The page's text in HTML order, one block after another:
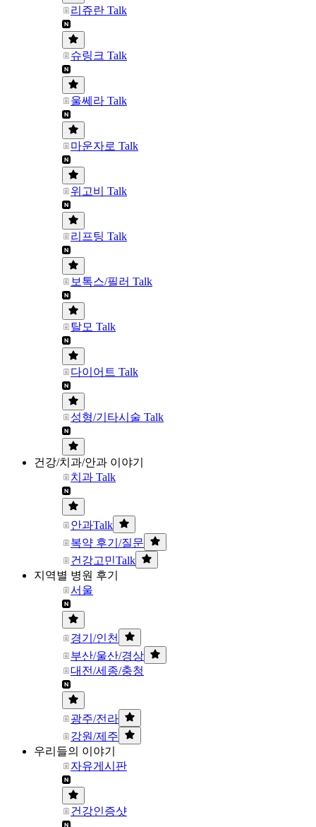
리쥬란 Talk
슈링크 Talk
울쎄라 Talk
마운자로 Talk
위고비 Talk
리프팅 Talk
보톡스/필러 Talk
탈모 Talk
다이어트 Talk
성형/기타시술 Talk
건강/치과/안과 이야기
치과 Talk
안과Talk
복약 후기/질문
건강고민Talk
지역별 병원 후기
서울
경기/인천
부산/울산/경상
대전/세종/충청
광주/전라
강원/제주
우리들의 이야기
자유게시판
건강인증샷